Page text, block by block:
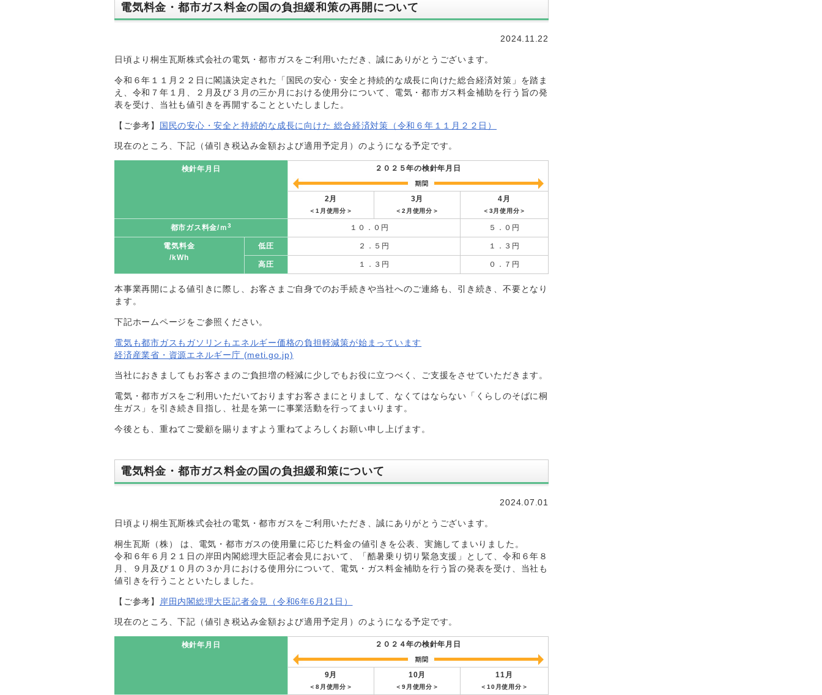
電気料金・都市ガス料金の国の負担緩和策の再開について
2024.11.22
日頃より桐生瓦斯株式会社の電気・都市ガスをご利用いただき、誠にありがとうございます。
令和６年１１月２２日に閣議決定された「国民の安心・安全と持続的な成長に向けた総合経済対策」を踏ま
え、令和７年１月、２月及び３月の三か月における使用分について、電気・都市ガス料金補助を行う旨の発
表を受け、当社も値引きを再開することといたしました。
【ご参考】 国民の安心・安全と持続的な成長に向けた 総合経済対策（令和６年１１月２２日）
現在のところ、下記（値引き税込み金額および適用予定月）のようになる予定です。
検針年月日 ２０２５年の検針年月日
2月
＜1月使用分＞
3月
＜2月使用分＞
4月
＜3月使用分＞
都市ガス料金/ｍ3 １０．０円 ５．０円
電気料金
/kWh
低圧 ２．５円 １．３円
高圧 １．３円 ０．７円
本事業再開による値引きに際し、お客さまご自身でのお手続きや当社へのご連絡も、引き続き、不要となり
ます。
下記ホームページをご参照ください。
電気も都市ガスもガソリンもエネルギー価格の負担軽減策が始まっています
経済産業省・資源エネルギー庁 (meti.go.jp)
当社におきましてもお客さまのご負担増の軽減に少しでもお役に立つべく、ご支援をさせていただきます。
電気・都市ガスをご利用いただいておりますお客さまにとりまして、なくてはならない「くらしのそばに桐
生ガス」を引き続き目指し、社是を第一に事業活動を行ってまいります。
今後とも、重ねてご愛顧を賜りますよう重ねてよろしくお願い申し上げます。
電気料金・都市ガス料金の国の負担緩和策について
2024.07.01
日頃より桐生瓦斯株式会社の電気・都市ガスをご利用いただき、誠にありがとうございます。
桐生瓦斯（株） は、電気・都市ガスの使用量に応じた料金の値引きを公表、実施してまいりました。
令和６年６月２１日の岸田内閣総理大臣記者会見において、「酷暑乗り切り緊急支援」として、令和６年８
月、９月及び１０月の３か月における使用分について、電気・ガス料金補助を行う旨の発表を受け、当社も
値引きを行うことといたしました。
【ご参考】 岸田内閣総理大臣記者会見（令和6年6月21日）
現在のところ、下記（値引き税込み金額および適用予定月）のようになる予定です。
検針年月日 ２０２４年の検針年月日
9月
＜8月使用分＞
10月
＜9月使用分＞
11月
＜10月使用分＞